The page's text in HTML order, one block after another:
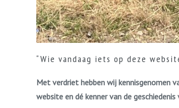
“Wie vandaag iets op deze
Met verdriet hebben wij kennisgenomen
website en dé kenner van de